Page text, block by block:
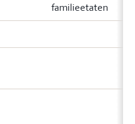
familieetaten